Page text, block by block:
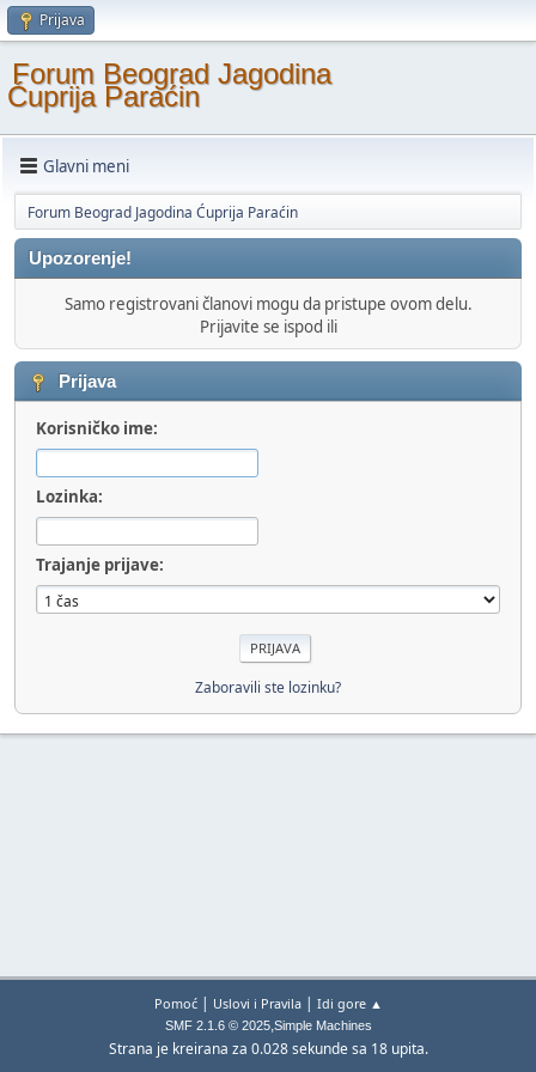
Prijava
Forum Beograd Jagodina
Ćuprija Paraćin
Glavni meni
Forum Beograd Jagodina Ćuprija Paraćin
Upozorenje!
Samo registrovani članovi mogu da pristupe ovom delu.
Prijavite se ispod ili
Prijava
Korisničko ime:
Lozinka:
Trajanje prijave:
Zaboravili ste lozinku?
Pomoć| Uslovi i Pravila| Idi gore ▲
SMF 2.1.6 © 2025,Simple Machines
Strana je kreirana za 0.028 sekunde sa 18 upita.